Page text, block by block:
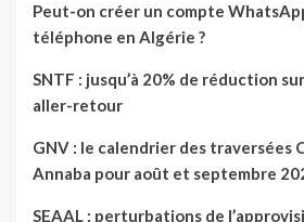
Peut-on créer un compte
téléphone en Algérie ?
SNTF : jusqu’à 20% de réduction
aller-retour
GNV : le calendrier des traversées
Annaba pour août et septembre
SEAAL : perturbations de